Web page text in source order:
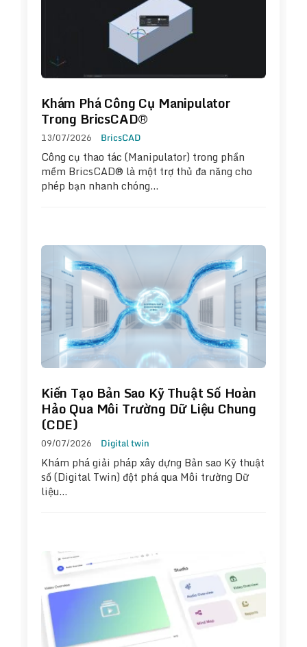
Khám Phá Công Cụ Manipulator
Trong BricsCAD®
13/07/2026 BricsCAD
Công cụ thao tác (Manipulator) trong phần
mềm BricsCAD® là một trợ thủ đa năng cho
phép bạn nhanh chóng…
Kiến Tạo Bản Sao Kỹ Thuật Số Hoàn
Hảo Qua Môi Trường Dữ Liệu Chung
(CDE)
09/07/2026 Digital twin
Khám phá giải pháp xây dựng Bản sao Kỹ thuật
số (Digital Twin) đột phá qua Môi trường Dữ
liệu…